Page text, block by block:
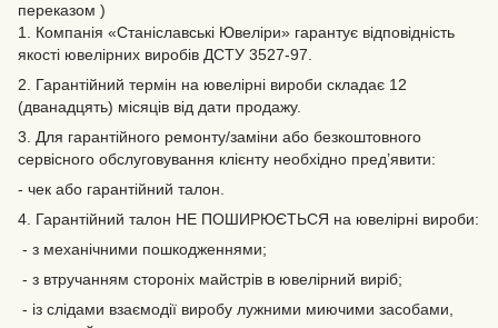
переказом )
1. Компанія «Станіславські Ювеліри» гарантує відповідність
якості ювелірних виробів ДСТУ 3527-97.
2. Гарантійний термін на ювелірні вироби складає 12
(дванадцять) місяців від дати продажу.
3. Для гарантійного ремонту/заміни або безкоштовного
сервісного обслуговування клієнту необхідно пред’явити:
- чек або гарантійний талон.
4. Гарантійний талон НЕ ПОШИРЮЄТЬСЯ на ювелірні вироби:
- з механічними пошкодженнями;
- з втручанням стороніх майстрів в ювелірний виріб;
- із слідами взаємодії виробу лужними миючими засобами,